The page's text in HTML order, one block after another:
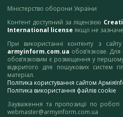
Міністерство оборони України
Контент доступний за ліцензією
International license якщо не
При використанні контенту з
armyinform.com.ua обов’язкове. Для
обов’язковим є розміщення у
відкритого для пошукових систем
матеріал.
Політика користування сайтом
Політика використання файлів cookie
Зауваження та пропозиції по
webmaster@armyinform.com.ua